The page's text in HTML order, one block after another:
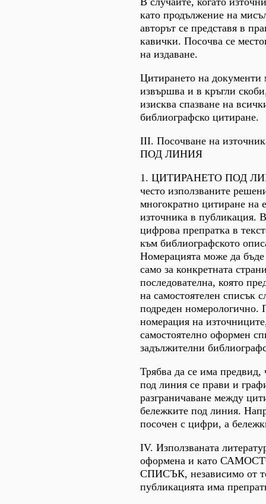
като продължение на
авторът се представя в
кавички. Посочва се
на издаване.
Цитирането на документи
извършва и в кръгли
изисква спазване на
библиографско цитиране.
III. Посочване на
ПОД ЛИНИЯ
1. ЦИТИРАНЕТО ПОД
често използваните
многократно цитиране на
източника в публикация.
цифрова препратка в
към библиографското
Номерацията може да
само за конкретната
последователна, която
на самостоятелен списък
подреден номерологично.
номерация на
самостоятелно оформен
задължителни
Трябва да се има предвид,
под линия се прави и
разграничаване между
бележките под линия.
посочен с цифри, а
IV. Използваната
оформена и като
СПИСЪК, независимо от
публикацията има